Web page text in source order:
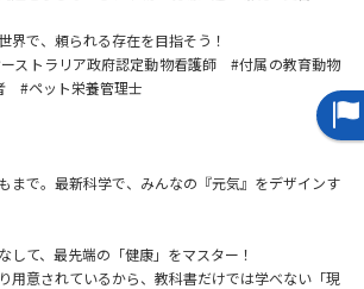
界で、頼られる存在を目指そう！
ストラリア政府認定動物看護師 #付属の教育動物
#ペット栄養管理士
まで。最新科学で、みんなの『元気』をデザインす
して、最先端の「健康」をマスター！
用意されているから、教科書だけでは学べない「現